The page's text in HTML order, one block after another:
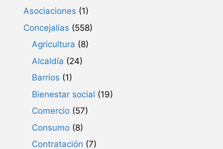
Asociaciones (1)
Concejalias (558)
Agricultura (8)
Alcaldía (24)
Barrios (1)
Bienestar social (19)
Comercio (57)
Consumo (8)
Contratación (7)